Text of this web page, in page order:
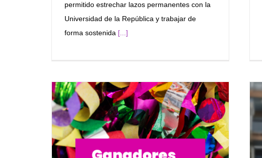
permitido estrechar lazos permanentes con la
Universidad de la República y trabajar de
forma sostenida [...]